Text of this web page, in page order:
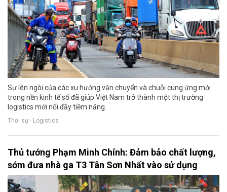
Sự lên ngôi của các xu hướng vận chuyển và chuỗi cung ứng mới
trong nền kinh tế số đã giúp Việt Nam trở thành một thị trường
logistics mới nổi đầy tiềm năng.
Thời sự - Logistics
Thủ tướng Phạm Minh Chính: Đảm bảo chất lượng,
sớm đưa nhà ga T3 Tân Sơn Nhất vào sử dụng